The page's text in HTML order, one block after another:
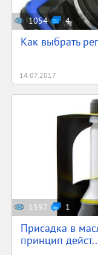
1054 4
Как выбрать
14.07.2017
1597 1
Присадка в
принцип